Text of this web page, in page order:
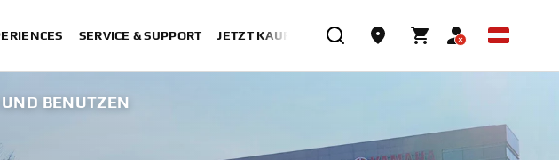
SERVICE & SUPPORT JETZT KAUFEN
BENUTZEN